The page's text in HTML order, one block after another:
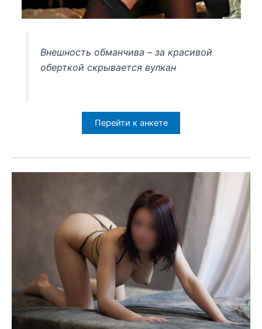
Внешность обманчива – за красивой
оберткой скрывается вулкан
Перейти к анкете